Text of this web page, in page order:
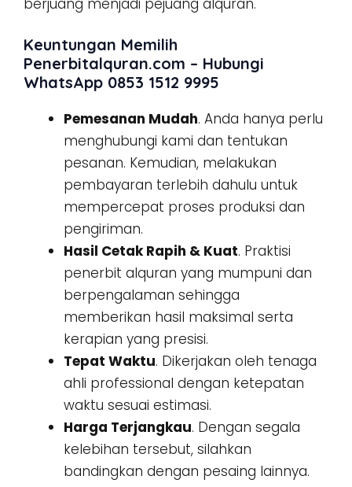
berjuang menjadi pejuang alquran.
Keuntungan Memilih
Penerbitalquran.com – Hubungi
WhatsApp 0853 1512 9995
Pemesanan Mudah. Anda hanya perlu
menghubungi kami dan tentukan
pesanan. Kemudian, melakukan
pembayaran terlebih dahulu untuk
mempercepat proses produksi dan
pengiriman.
Hasil Cetak Rapih & Kuat. Praktisi
penerbit alquran yang mumpuni dan
berpengalaman sehingga
memberikan hasil maksimal serta
kerapian yang presisi.
Tepat Waktu. Dikerjakan oleh tenaga
ahli professional dengan ketepatan
waktu sesuai estimasi.
Harga Terjangkau. Dengan segala
kelebihan tersebut, silahkan
bandingkan dengan pesaing lainnya.